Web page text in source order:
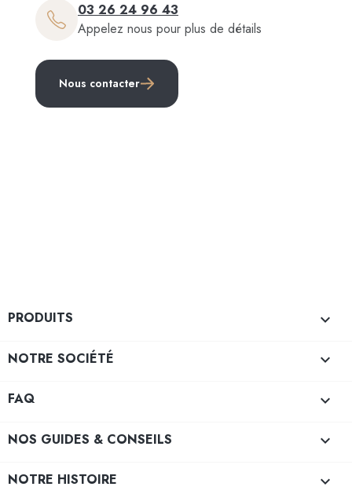
03 26 24 96 43
Appelez nous pour plus de détails
Nous contacter
PRODUITS 
NOTRE SOCIÉTÉ 
FAQ 
NOS GUIDES & CONSEILS 
NOTRE HISTOIRE 